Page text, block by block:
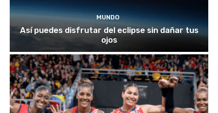
MUNDO
Así puedes disfrutar del eclipse sin dañar tus
ojos